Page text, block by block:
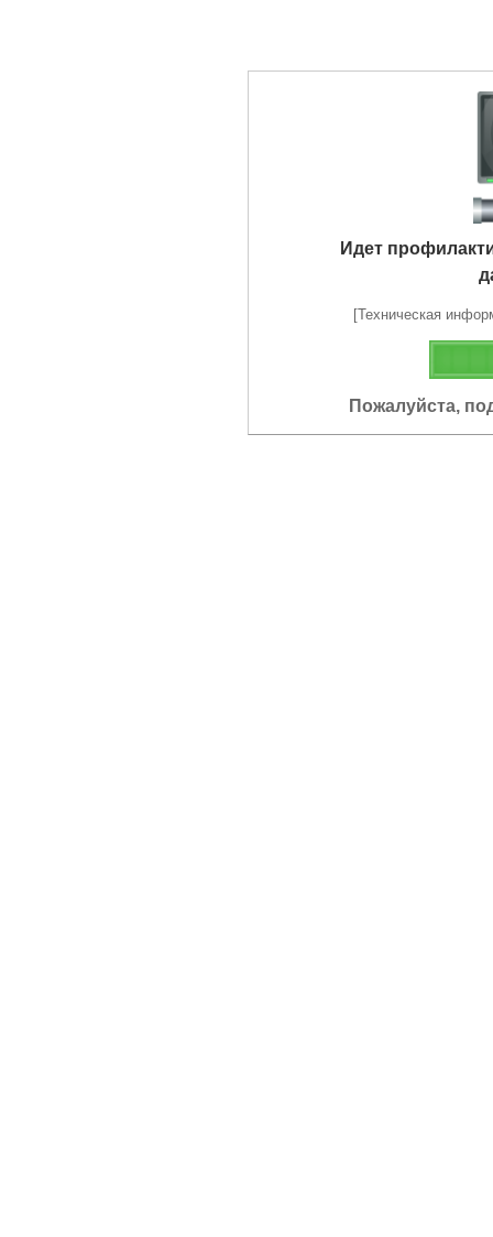
Идет
[Техническая
Пожалуйста,